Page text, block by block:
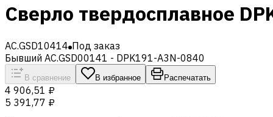
Сверло твердосплавное
AC.GSD10414 Под заказ
Бывший AC.GSD00141 - DPK191-A3N-0840
В сравнение В избранное Распечатать
4 906,51 ₽
5 391,77 ₽